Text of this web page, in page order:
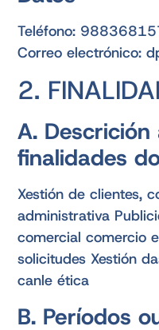
Teléfono:
Correo electrónico:
2.
A.
finalidades
Xestión de clientes,
administrativa
comercial comercio
solicitudes Xestión
canle ética
B. Períodos